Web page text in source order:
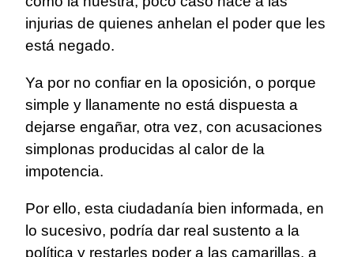
injurias de quienes anhelan el poder que les
está negado.
Ya por no confiar en la oposición, o porque
simple y llanamente no está dispuesta a
dejarse engañar, otra vez, con acusaciones
simplonas producidas al calor de la
impotencia.
Por ello, esta ciudadanía bien informada, en
lo sucesivo, podría dar real sustento a la
política y restarles poder a las camarillas, a